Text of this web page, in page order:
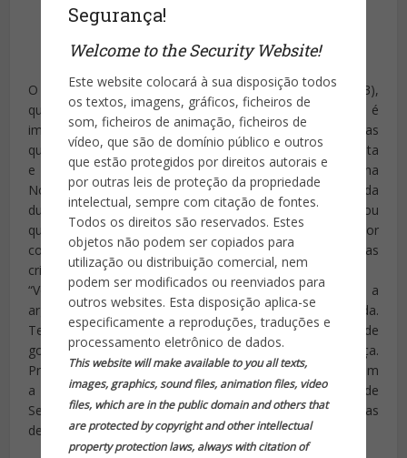
Segurança!
Welcome to the Security Website!
Este website colocará à sua disposição todos
os textos, imagens, gráficos, ficheiros de
som, ficheiros de animação, ficheiros de
vídeo, que são de domínio público e outros
que estão protegidos por direitos autorais e
por outras leis de proteção da propriedade
intelectual, sempre com citação de fontes.
Todos os direitos são reservados. Estes
objetos não podem ser copiados para
utilização ou distribuição comercial, nem
podem ser modificados ou reenviados para
outros websites. Esta disposição aplica-se
especificamente a reproduções, traduções e
processamento eletrônico de dados.
This website will make available to you all texts,
images, graphics, sound files, animation files, video
files, which are in the public domain and others that
are protected by copyright and other intellectual
property protection laws, always with citation of
Publicado porSite da Segurança
O Prefeito Marcelo Crivella disse nesta segunda-feira (3),
que aguarda a chegada de uma argamassa especial, que é
importada, para construir muros que vão proteger escolas
que funcionam em áreas de risco, como a Escola Jornalista
e Escritor Daniel Piza, na Fazenda Botafogo, na Zona
Norte, onde uma aluna de 13 anos morreu ao ser baleada
durante aula de educação física na quadra. Ele destacou
que tem 20 escolas sem aulas nesta segunda-feira, por
conta de alguma ação que coloque em risco a vida das
crianças.
“Vou fazer o muro nas escolas assim que chegar a
argamassa especial que é importada e que já foi pedida.
Temos hoje 20 escolas que estão paradas. Ninguém pode
governar uma cidade nessas condições, sem segurança.
Precisamos rever isso. É importante discutirmos isso com
a sociedade, com a polícia, com a Força Nacional de
Segurança. Não podemos ter mais crianças baleadas
dentro da escola”, disse o prefeito.